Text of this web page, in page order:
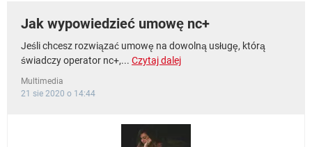
Jak wypowiedzieć umowę nc+
Jeśli chcesz rozwiązać umowę na dowolną usługę, którą
świadczy operator nc+,... Czytaj dalej
Multimedia
21 sie 2020 o 14:44